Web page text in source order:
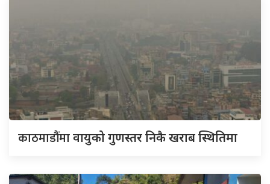
काठमाडौंमावायुको गुणस्तर निकै खराब स्थितिमा